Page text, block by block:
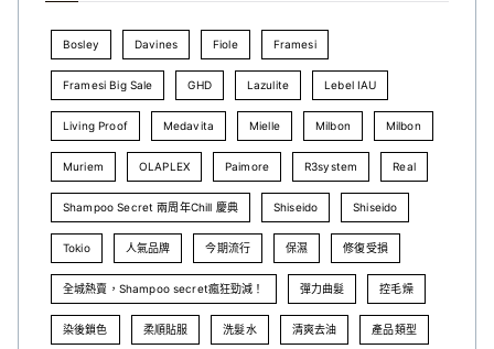
Bosley Davines Fiole Framesi
Framesi Big Sale GHD Lazulite Lebel IAU
Living Proof Medavita Mielle Milbon Milbon
Muriem OLAPLEX Paimore R3system Real
Shampoo Secret 兩周年Chill 慶典 Shiseido Shiseido
Tokio 人氣品牌 今期流行 保濕 修復受損
全城熱賣，Shampoo secret瘋狂勁減！ 彈力曲髮 控毛燥
染後鎖色 柔順貼服 洗髮水 清爽去油 產品類型